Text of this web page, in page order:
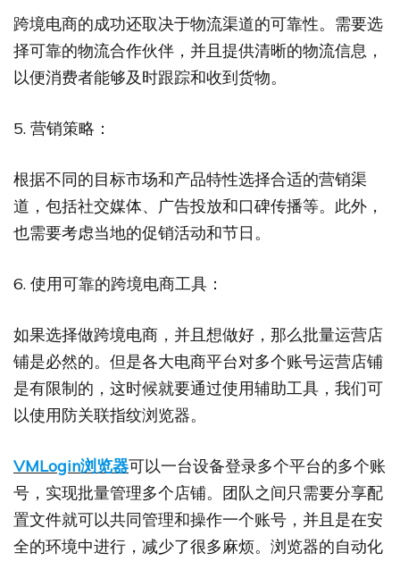
跨境电商的成功还取决于物流渠道的可靠性。需要选
择可靠的物流合作伙伴，并且提供清晰的物流信息，
以便消费者能够及时跟踪和收到货物。
5. 营销策略：
根据不同的目标市场和产品特性选择合适的营销渠
道，包括社交媒体、广告投放和口碑传播等。此外，
也需要考虑当地的促销活动和节日。
6. 使用可靠的跨境电商工具：
如果选择做跨境电商，并且想做好，那么批量运营店
铺是必然的。但是各大电商平台对多个账号运营店铺
是有限制的，这时候就要通过使用辅助工具，我们可
以使用防关联指纹浏览器。
VMLogin浏览器可以一台设备登录多个平台的多个账
号，实现批量管理多个店铺。团队之间只需要分享配
置文件就可以共同管理和操作一个账号，并且是在安
全的环境中进行，减少了很多麻烦。浏览器的自动化